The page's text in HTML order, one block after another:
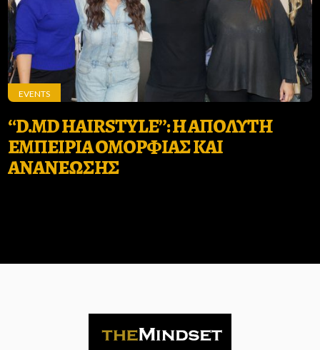
EVENTS
“D.MD HAIRSTYLE”: H ΑΠΟΛΥΤΗ
ΕΜΠΕΙΡΙΑ ΟΜΟΡΦΙΑΣ ΚΑΙ
ΑΝΑΝΕΩΣΗΣ